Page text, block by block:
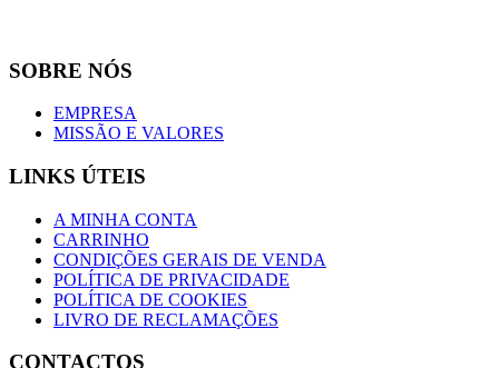
SOBRE NÓS
EMPRESA
MISSÃO E VALORES
LINKS ÚTEIS
A MINHA CONTA
CARRINHO
CONDIÇÕES GERAIS DE VENDA
POLÍTICA DE PRIVACIDADE
POLÍTICA DE COOKIES
LIVRO DE RECLAMAÇÕES
CONTACTOS